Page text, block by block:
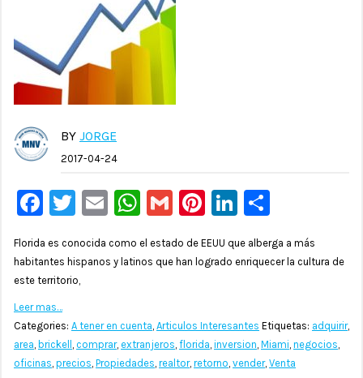
BY JORGE
2017-04-24
Facebook
Twitter
EmailWhatsApp
GmailPinterest
LinkedIn
Florida es conocida como el estado de EEUU que alberga a más
habitantes hispanos y latinos que han logrado enriquecer la cultura de
este territorio,
Leer mas…
Categories: A tener en cuenta, Articulos Interesantes Etiquetas: adquirir,
area, brickell , comprar, extranjeros, florida, inversion, Miami, negocios,
oficinas, precios, Propiedades, realtor, retorno, vender, Venta